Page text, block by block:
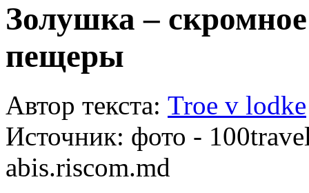
Золушка –
пещеры
Автор текста: Troe v lodke
Источник: фото -
abis.riscom.md